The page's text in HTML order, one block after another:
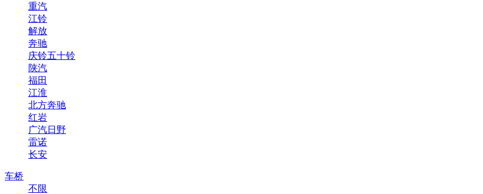
重汽
江铃
解放
奔驰
庆铃五十铃
陕汽
福田
江淮
北方奔驰
红岩
广汽日野
雷诺
长安
车桥
不限